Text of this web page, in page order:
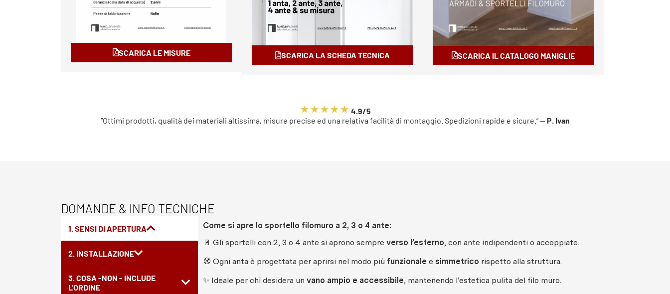
SCARICA LE MISURE SCARICA LA SCHEDA TECNICA SCARICA IL CATALOGO MANIGLIE
4.9/5
“Ottimi prodotti, qualità dei materiali altissima, misure precise ed una relativa facilità di montaggio. Spedizioni rapide e sicure.” — P. Ivan
DOMANDE & INFO TECNICHE
1. SENSI DI APERTURA
2. INSTALLAZIONE
3. COSA -NON - INCLUDE
L'ORDINE
Come si apre lo sportello filomuro a 2, 3 o 4 ante:
🚪 Gli sportelli con 2, 3 o 4 ante si aprono sempre verso l’esterno, con ante indipendenti o accoppiate.
🧭 Ogni anta è progettata per aprirsi nel modo più funzionale e simmetrico rispetto alla struttura.
✨ Ideale per chi desidera un vano ampio e accessibile, mantenendo l’estetica pulita del filo muro.